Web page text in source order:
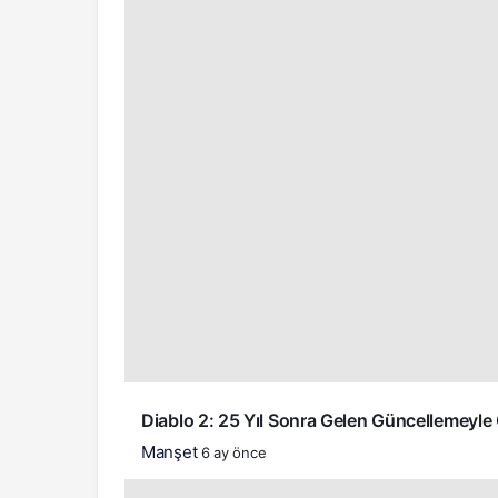
Diablo 2: 25 Yıl Sonra Gelen Güncellemeyle
Manşet 6 ay önce